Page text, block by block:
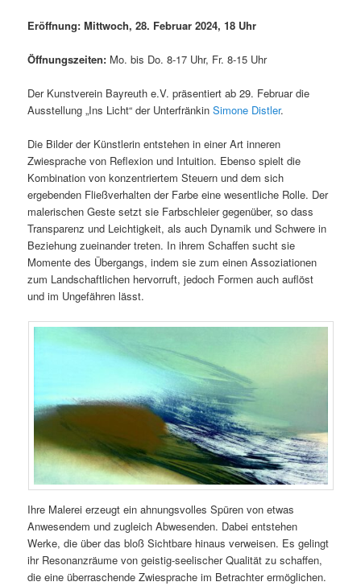
Eröffnung:Mittwoch, 28. Februar 2024, 18 Uhr
Öffnungszeiten: Mo. bis Do. 8-17 Uhr, Fr. 8-15 Uhr
Der Kunstverein Bayreuth e.V. präsentiert ab 29. Februar die
Ausstellung „Ins Licht“ der UnterfränkinSimone Distler.
Die Bilder der Künstlerin entstehen in einer Art inneren
Zwiesprache von Reflexion und Intuition. Ebenso spielt die
Kombination von konzentriertem Steuern und dem sich
ergebenden Fließverhalten der Farbe eine wesentliche Rolle. Der
malerischen Geste setzt sie Farbschleier gegenüber, so dass
Transparenz und Leichtigkeit, als auch Dynamik und Schwere in
Beziehung zueinander treten. In ihrem Schaffen sucht sie
Momente des Übergangs, indem sie zum einen Assoziationen
zum Landschaftlichen hervorruft, jedoch Formen auch auflöst
und im Ungefähren lässt.
Ihre Malerei erzeugt ein ahnungsvolles Spüren von etwas
Anwesendem und zugleich Abwesenden. Dabei entstehen
Werke, die über das bloß Sichtbare hinaus verweisen. Es gelingt
ihr Resonanzräume von geistig-seelischer Qualität zu schaffen,
die eine überraschende Zwiesprache im Betrachter ermöglichen.